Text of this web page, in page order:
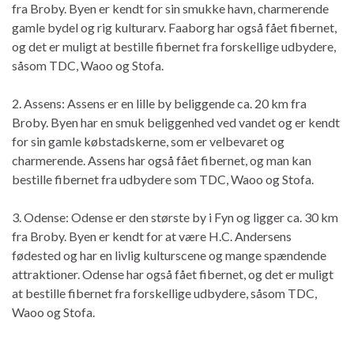
fra Broby. Byen er kendt for sin smukke havn, charmerende
gamle bydel og rig kulturarv. Faaborg har også fået fibernet,
og det er muligt at bestille fibernet fra forskellige udbydere,
såsom TDC, Waoo og Stofa.
2. Assens: Assens er en lille by beliggende ca. 20 km fra
Broby. Byen har en smuk beliggenhed ved vandet og er kendt
for sin gamle købstadskerne, som er velbevaret og
charmerende. Assens har også fået fibernet, og man kan
bestille fibernet fra udbydere som TDC, Waoo og Stofa.
3. Odense: Odense er den største by i Fyn og ligger ca. 30 km
fra Broby. Byen er kendt for at være H.C. Andersens
fødested og har en livlig kulturscene og mange spændende
attraktioner. Odense har også fået fibernet, og det er muligt
at bestille fibernet fra forskellige udbydere, såsom TDC,
Waoo og Stofa.